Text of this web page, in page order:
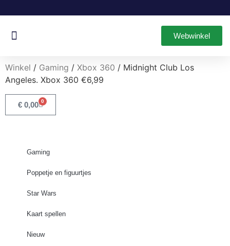
Webwinkel
Winkel / Gaming / Xbox 360 / Midnight Club Los
Angeles. Xbox 360 €6,99
€ 0,00 0
Gaming
Poppetje en figuurtjes
Star Wars
Kaart spellen
Nieuw